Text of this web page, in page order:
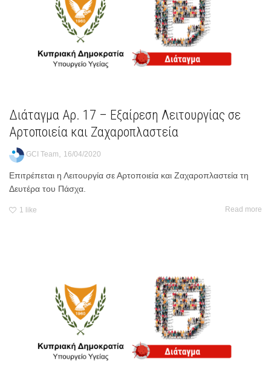
Διάταγμα Αρ. 17 – Εξαίρεση Λειτουργίας σε
Αρτοποιεία και Ζαχαροπλαστεία
GCI Team, 16/04/2020
Επιτρέπεται η Λειτουργία σε Αρτοποιεία και Ζαχαροπλαστεία τη
Δευτέρα του Πάσχα.
1 like Read more